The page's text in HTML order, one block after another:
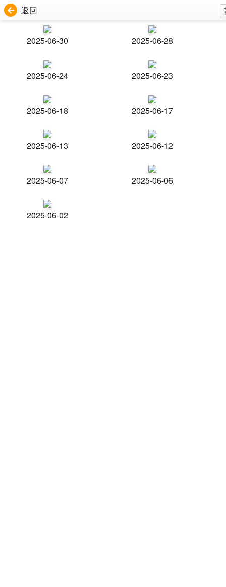
返回
2025-06-30 2025-06-28
2025-06-24 2025-06-23
2025-06-18 2025-06-17
2025-06-13 2025-06-12
2025-06-07 2025-06-06
2025-06-02